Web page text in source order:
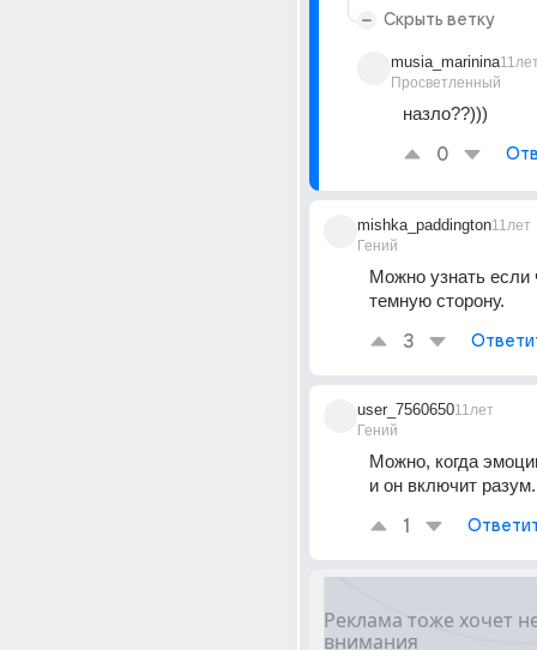
Скрыть ветку
musia_marinina
Просветленный
назло??)))
0
mishka_paddington
Гений
11лет
Можно узнать если
темную сторону.
3
user_7560650
Гений
11лет
Можно, когда
и он включит разум.
1